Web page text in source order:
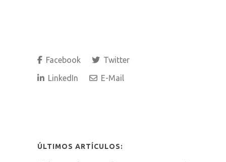
Facebook
Twitter
LinkedIn
E-Mail
ÚLTIMOS ARTÍCULOS: